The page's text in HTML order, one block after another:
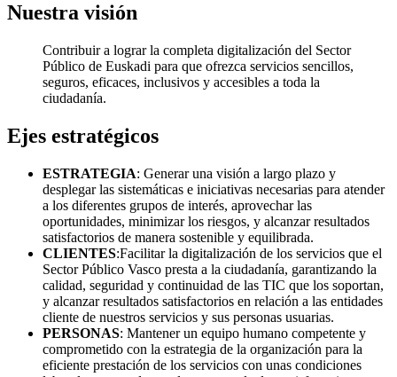
Nuestra visión
Contribuir a lograr la completa digitalización del Sector
Público de Euskadi para que ofrezca servicios sencillos,
seguros, eficaces, inclusivos y accesibles a toda la
ciudadanía.
Ejes estratégicos
ESTRATEGIA: Generar una visión a largo plazo y
desplegar las sistemáticas e iniciativas necesarias para atender
a los diferentes grupos de interés, aprovechar las
oportunidades, minimizar los riesgos, y alcanzar resultados
satisfactorios de manera sostenible y equilibrada.
CLIENTES:Facilitar la digitalización de los servicios que el
Sector Público Vasco presta a la ciudadanía, garantizando la
calidad, seguridad y continuidad de las TIC que los soportan,
y alcanzar resultados satisfactorios en relación a las entidades
cliente de nuestros servicios y sus personas usuarias.
PERSONAS: Mantener un equipo humano competente y
comprometido con la estrategia de la organización para la
eficiente prestación de los servicios con unas condiciones